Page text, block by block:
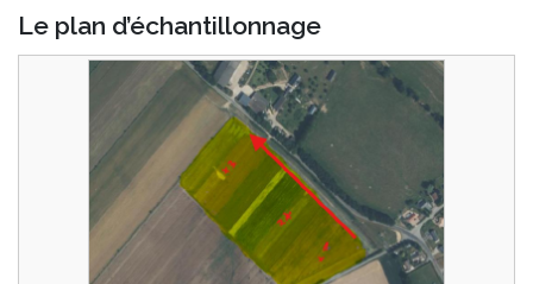
Le plan d’échantillonnage